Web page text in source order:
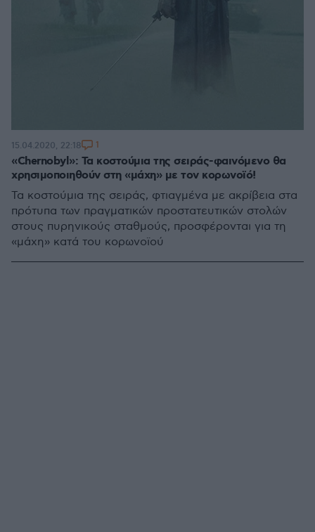
«Chernobyl»: Τα κοστούμια της σειράς-φαινόμενο θα
χρησιμοποιηθούν στη «μάχη» με τον κορωνοϊό!
Τα κοστούμια της σειράς, φτιαγμένα με ακρίβεια στα
πρότυπα των πραγματικών προστατευτικών στολών
στους πυρηνικούς σταθμούς, προσφέρονται για τη
«μάχη» κατά του κορωνοϊού
15.04.2020, 22:18 1